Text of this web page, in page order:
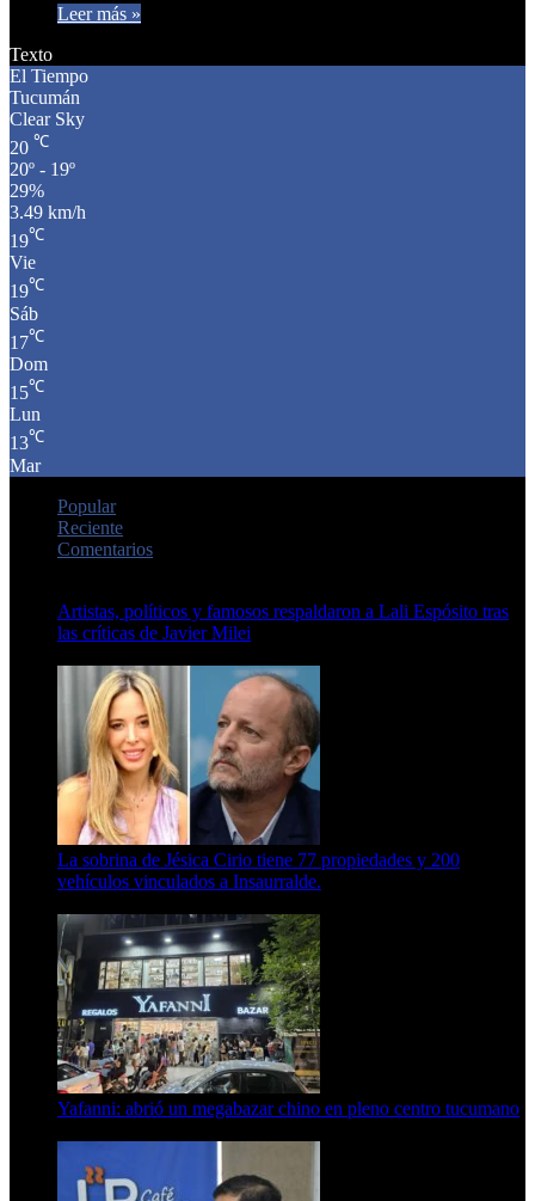
Leer más »
Texto
El Tiempo
Tucumán
Clear Sky
20 ℃
20º - 19º
29%
3.49 km/h
19℃
Vie
19℃
Sáb
17℃
Dom
15℃
Lun
13℃
Mar
Popular
Reciente
Comentarios
Artistas, políticos y famosos respaldaron a Lali Espósito tras
las críticas de Javier Milei
La sobrina de Jésica Cirio tiene 77 propiedades y 200
vehículos vinculados a Insaurralde.
Yafanni: abrió un megabazar chino en pleno centro tucumano